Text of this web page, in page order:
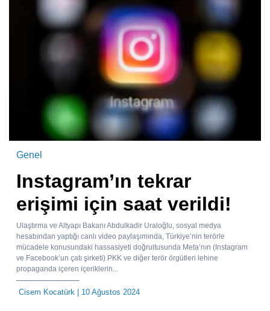
Genel
Instagram’ın tekrar
erişimi için saat verildi!
Ulaştırma ve Altyapı Bakanı Abdulkadir Uraloğlu, sosyal medya
hesabından yaptığı canlı video paylaşımında, Türkiye’nin terörle
mücadele konusundaki hassasiyeti doğrultusunda Meta’nın (Instagram
ve Facebook’un çatı şirketi) PKK ve diğer terör örgütleri lehine
propaganda içeren içeriklerin...
Cisem Kocatürk | 10 Ağustos 2024